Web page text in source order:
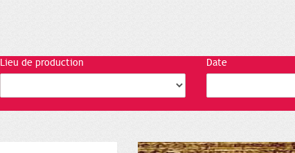
Lieu de production Date